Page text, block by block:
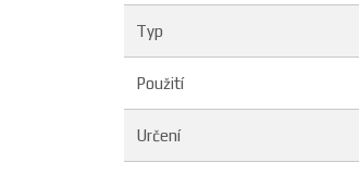
Typ
Použití
Určení